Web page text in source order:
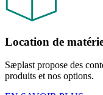
Location de
Sæplast propose des
produits et nos options.